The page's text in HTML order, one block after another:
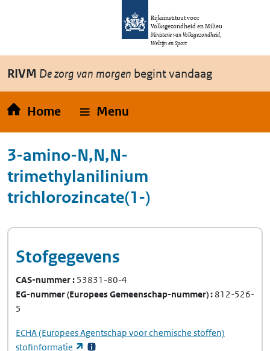
Overslaan en naar de inhoud gaan
Rijksinstituut voor
Volksgezondheid en Milieu
Ministerie van Volksgezondheid,
Welzijn en Sport
RIVM De zorg van morgen begint vandaag
Home Menu
3-amino-N,N,N-
trimethylanilinium
trichlorozincate(1-)
Stofgegevens
CAS-nummer 53831-80-4
EG-nummer(Europees Gemeenschap-nummer) 812-526-
5
ECHA(Europees Agentschap voor chemische stoffen)
stofinformatie
(opent in een nieuw tabblad)